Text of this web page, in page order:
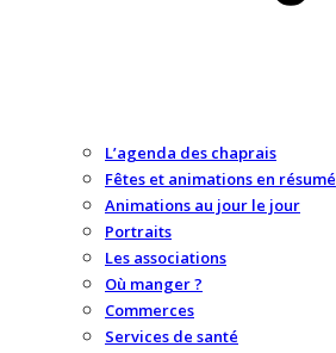
L’agenda des chaprais
Fêtes et animations en résumé
Animations au jour le jour
Portraits
Les associations
Où manger ?
Commerces
Services de santé